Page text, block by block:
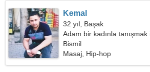
Kemal
32 yıl, Başak
Adam bir kadınla tanışmak
Bismil
Masaj, Hip-hop